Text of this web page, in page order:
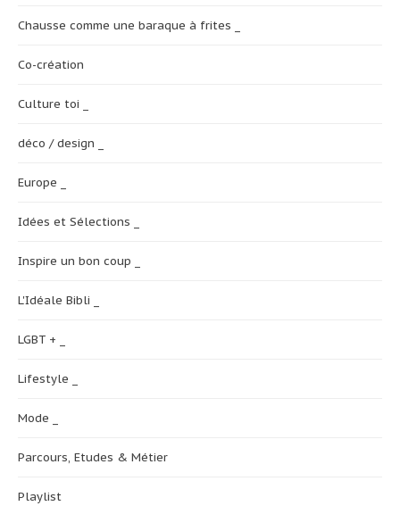
Chausse comme une baraque à frites _
Co-création
Culture toi _
déco / design _
Europe _
Idées et Sélections _
Inspire un bon coup _
L'Idéale Bibli _
LGBT + _
Lifestyle _
Mode _
Parcours, Etudes & Métier
Playlist